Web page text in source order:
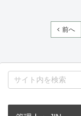
前へ